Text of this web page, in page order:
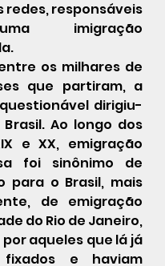
redes, responsáveis
imigração
que partiram, a
dirigiu-
Ao longo dos
e XX, emigração
foi sinônimo de
para o Brasil, mais
de emigração
do Rio de Janeiro,
aqueles que lá já
fixados e haviam